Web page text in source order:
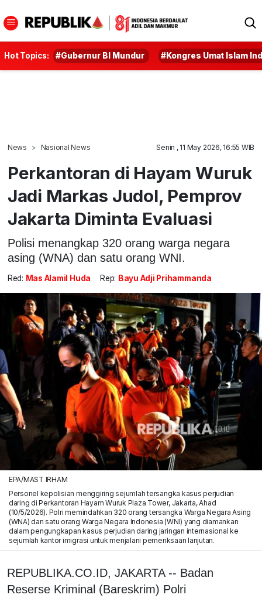
Hot Topics: #Gubernur BI Mundur #Kongres Umat Islam
News Nasional News Senin , 11 May 2026, 16:55 WIB
Perkantoran di Hayam Wuruk
Jadi Markas Judol, Pemprov
Jakarta Diminta Evaluasi
Polisi menangkap 320 orang warga negara
asing (WNA) dan satu orang WNI.
Red: Mas Alamil Huda Rep: Bayu Adji Prihammanda
EPA/MAST IRHAM
Personel kepolisian menggiring sejumlah tersangka kasus perjudian
daring di Perkantoran Hayam Wuruk Plaza Tower, Jakarta, Ahad
(10/5/2026). Polri memindahkan 320 orang tersangka Warga Negara Asing
(WNA) dan satu orang Warga Negara Indonesia (WNI) yang diamankan
dalam pengungkapan kasus perjudian daring jaringan internasional ke
sejumlah kantor imigrasi untuk menjalani pemeriksaan lanjutan.
REPUBLIKA.CO.ID, JAKARTA -- Badan
Reserse Kriminal (Bareskrim) Polri